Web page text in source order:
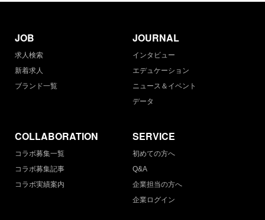
JOB
求人検索
新着求人
ブランド一覧
JOURNAL
インタビュー
エデュケーション
ニュース＆イベント
データ
COLLABORATION
コラボ募集一覧
コラボ募集記事
コラボ実績案内
SERVICE
初めての方へ
Q&A
企業担当の方へ
企業ログイン